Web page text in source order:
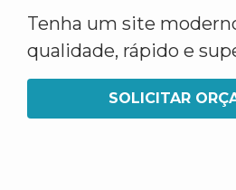
Tenha um site
qualidade, rápido e
SOLICITAR